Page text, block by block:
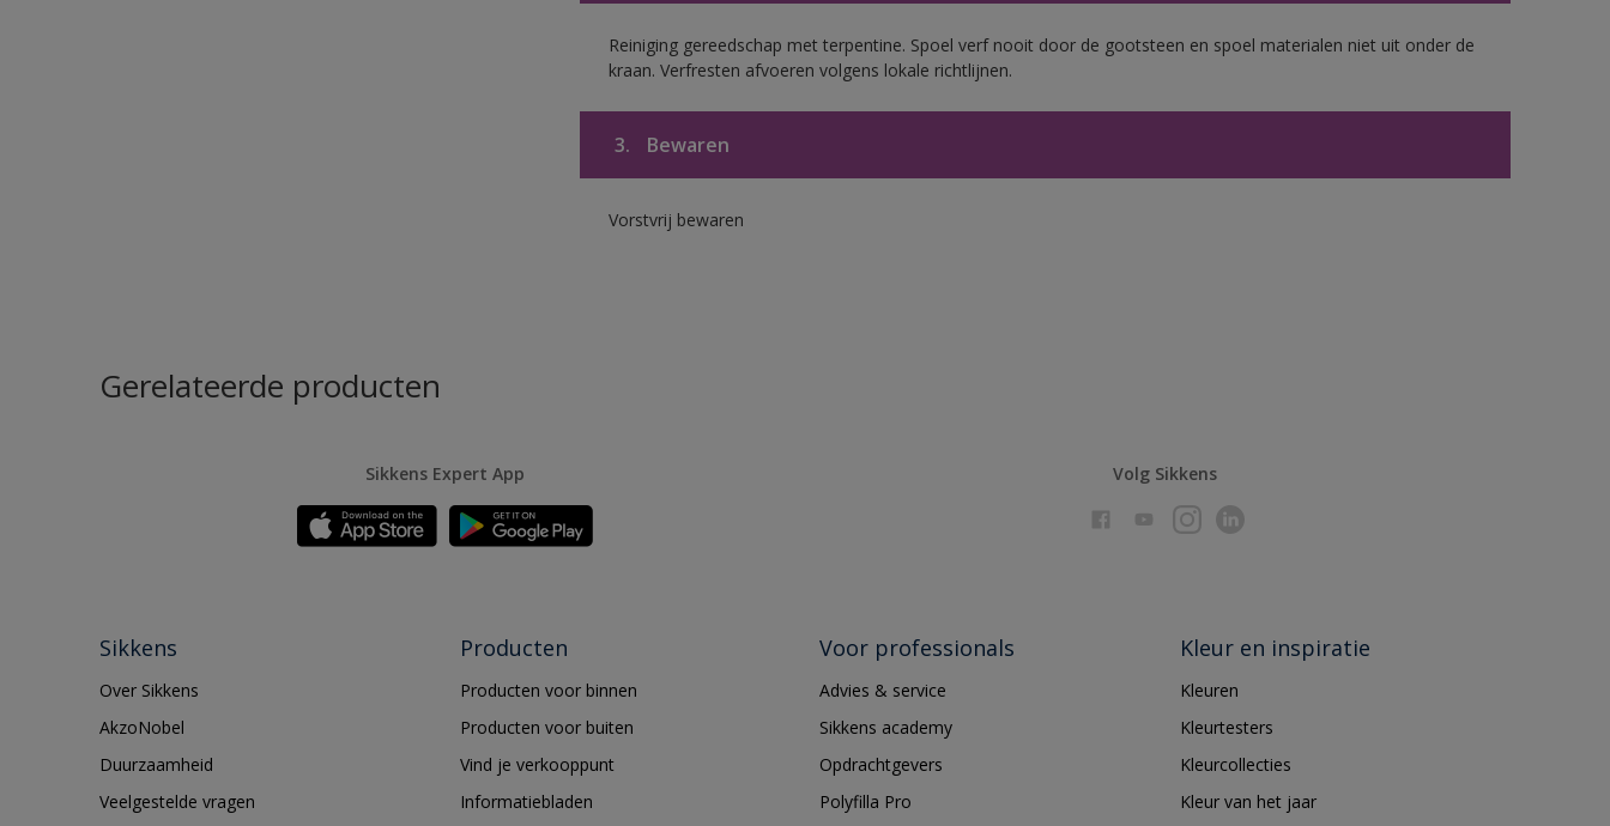
Reiniging gereedschap met terpentine. Spoel verf nooit door de gootsteen en spoel materialen niet uit onder de
kraan. Verfresten afvoeren volgens lokale richtlijnen.
3. Bewaren
Vorstvrij bewaren
Gerelateerde producten
Sikkens Expert App Volg Sikkens
Sikkens
Over Sikkens
AkzoNobel
Duurzaamheid
Veelgestelde vragen
Producten
Producten voor binnen
Producten voor buiten
Vind je verkooppunt
Informatiebladen
Voor professionals
Advies & service
Sikkens academy
Opdrachtgevers
Polyfilla Pro
Kleur en inspiratie
Kleuren
Kleurtesters
Kleurcollecties
Kleur van het jaar